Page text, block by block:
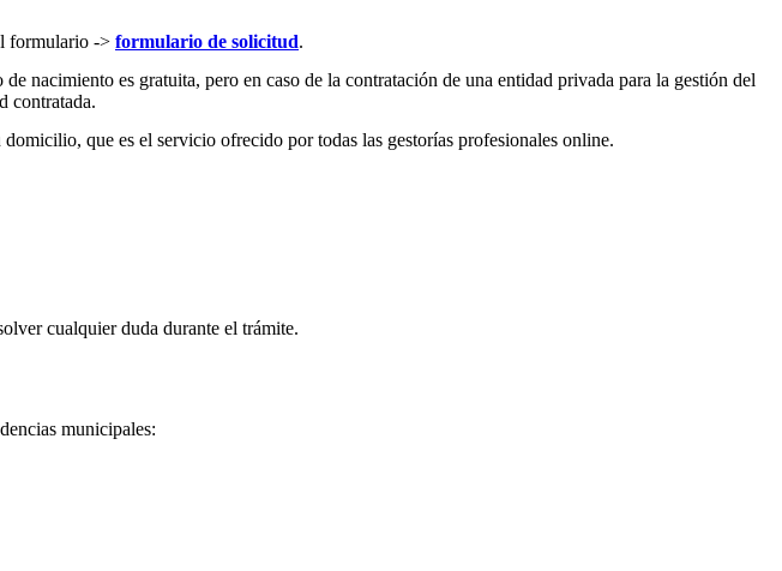
formulario -> formulario de solicitud.
nacimiento es gratuita, pero en caso de la contratación de una entidad privada para la gestión del
contratada.
que es el servicio ofrecido por todas las gestorías profesionales online.
cualquier duda durante el trámite.
municipales: